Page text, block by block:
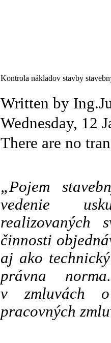
Kontrola nákladov stavby
Written by
Wednesday, 12
There are no
„Pojem
vedenie
realizovaných
činnosti
aj ako
právna
v zmluvách
pracovných